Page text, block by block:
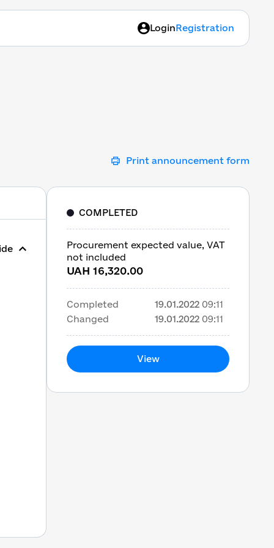
LoginRegistration
Print announcement form
COMPLETED
Procurement expected value, VAT
not included
UAH 16,320.00
Completed 19.01.2022 09:11
Changed
19.01.2022 09:11
View